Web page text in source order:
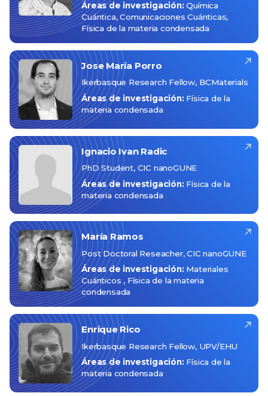
Áreas de investigación: Química
Cuántica Comunicaciones Cuánticas
Física de la materia condensada
Jose María Porro
Ikerbasque Research Fellow, BCMaterials
Áreas de investigación: Física de la
materia condensada
Ignacio Ivan Radic
PhD Student, CIC nanoGUNE
Áreas de investigación: Física de la
materia condensada
María Ramos
Post Doctoral Reseacher, CIC nanoGUNE
Áreas de investigación: Materiales
Cuánticos
Física de la materia
condensada
Enrique Rico
Ikerbasque Research Fellow, UPV/EHU
Áreas de investigación: Física de la
materia condensada